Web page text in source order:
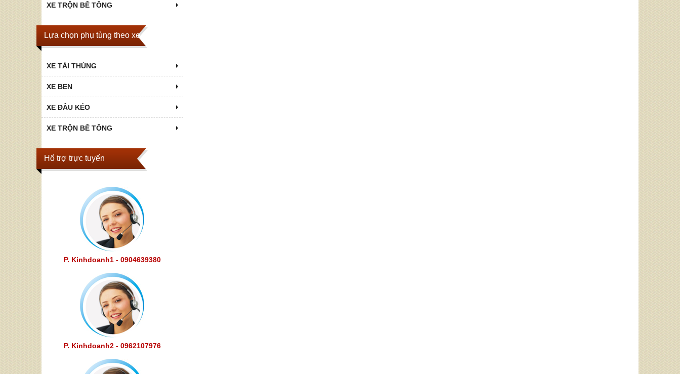
XE TRỘN BÊ TÔNG
Lựa chọn phụ tùng theo xe
XE TẢI THÙNG
XE BEN
XE ĐẦU KÉO
XE TRỘN BÊ TÔNG
Hổ trợ trực tuyến
P. Kinhdoanh1 - 0904639380
P. Kinhdoanh2 - 0962107976